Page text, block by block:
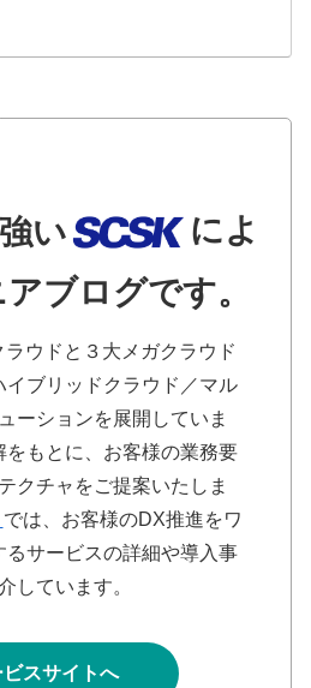
い
によ
ブログです。
ウドと３大メガクラウド
イブリッドクラウド／マル
ーションを展開していま
をもとに、お客様の業務要
クチャをご提案いたしま
では、お客様のDX推進をワ
るサービスの詳細や導入事
しています。
スサイトへ